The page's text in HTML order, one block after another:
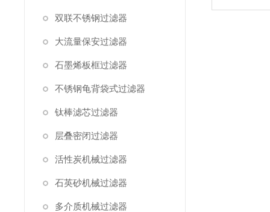
双联不锈钢过滤器
大流量保安过滤器
石墨烯板框过滤器
不锈钢龟背袋式过滤器
钛棒滤芯过滤器
层叠密闭过滤器
活性炭机械过滤器
石英砂机械过滤器
多介质机械过滤器